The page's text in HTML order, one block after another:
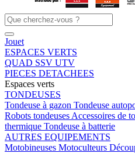
Jouet
ESPACES VERTS
QUAD SSV UTV
PIECES DETACHEES
Espaces verts
TONDEUSES
Tondeuse à gazon Tondeuse
Robots tondeuses Accessoires de
thermique Tondeuse à batterie
AUTRES EQUIPEMENTS
Motobineuses Motoculteurs